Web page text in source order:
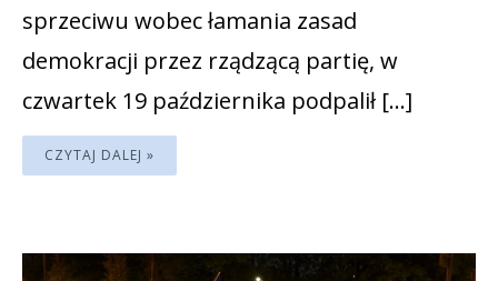
sprzeciwu wobec łamania zasad
demokracji przez rządzącą partię, w
czwartek 19 października podpalił […]
CZYTAJ DALEJ »